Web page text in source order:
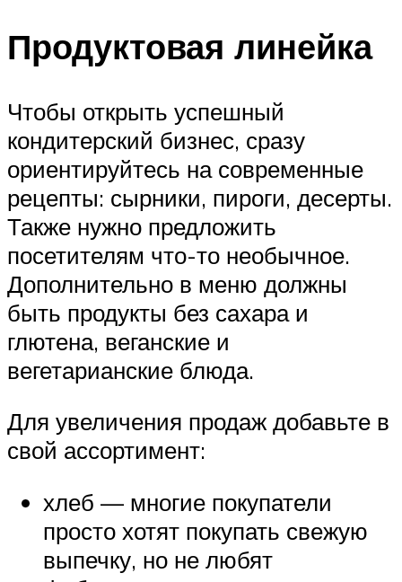
Продуктовая линейка
Чтобы открыть успешный
кондитерский бизнес, сразу
ориентируйтесь на современные
рецепты: сырники, пироги, десерты.
Также нужно предложить
посетителям что-то необычное.
Дополнительно в меню должны
быть продукты без сахара и
глютена, веганские и
вегетарианские блюда.
Для увеличения продаж добавьте в
свой ассортимент:
хлеб — многие покупатели
просто хотят покупать свежую
выпечку, но не любят